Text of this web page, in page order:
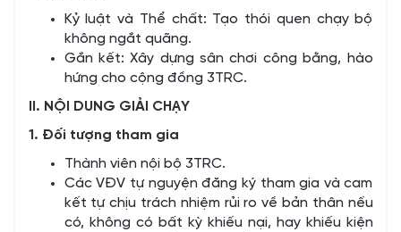
Kỷ luật và Thể chất: Tạo thói quen chạy bộ
không ngắt quãng.
Gắn kết: Xây dựng sân chơi công bằng, hào
hứng cho cộng đồng 3TRC.
II. NỘI DUNG GIẢI CHẠY
1. Đối tượng tham gia
Thành viên nội bộ 3TRC.
Các VĐV tự nguyện đăng ký tham gia và cam
kết tự chịu trách nhiệm rủi ro về bản thân nếu
có, không có bất kỳ khiếu nại, hay khiếu kiện